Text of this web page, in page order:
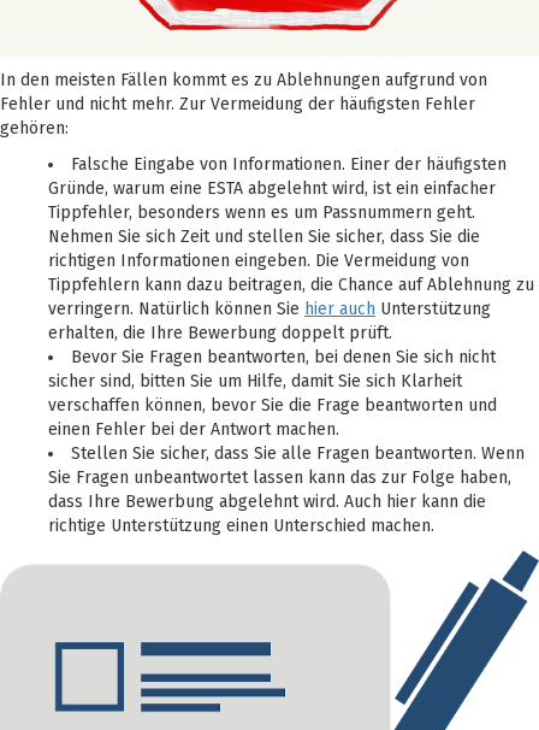
In den meisten Fällen kommt es zu Ablehnungen aufgrund von
Fehler und nicht mehr. Zur Vermeidung der häufigsten Fehler
gehören:
Falsche Eingabe von Informationen. Einer der häufigsten
Gründe, warum eine ESTA abgelehnt wird, ist ein einfacher
Tippfehler, besonders wenn es um Passnummern geht.
Nehmen Sie sich Zeit und stellen Sie sicher, dass Sie die
richtigen Informationen eingeben. Die Vermeidung von
Tippfehlern kann dazu beitragen, die Chance auf Ablehnung zu
verringern. Natürlich können Sie hier auch Unterstützung
erhalten, die Ihre Bewerbung doppelt prüft.
Bevor Sie Fragen beantworten, bei denen Sie sich nicht
sicher sind, bitten Sie um Hilfe, damit Sie sich Klarheit
verschaffen können, bevor Sie die Frage beantworten und
einen Fehler bei der Antwort machen.
Stellen Sie sicher, dass Sie alle Fragen beantworten. Wenn
Sie Fragen unbeantwortet lassen kann das zur Folge haben,
dass Ihre Bewerbung abgelehnt wird. Auch hier kann die
richtige Unterstützung einen Unterschied machen.